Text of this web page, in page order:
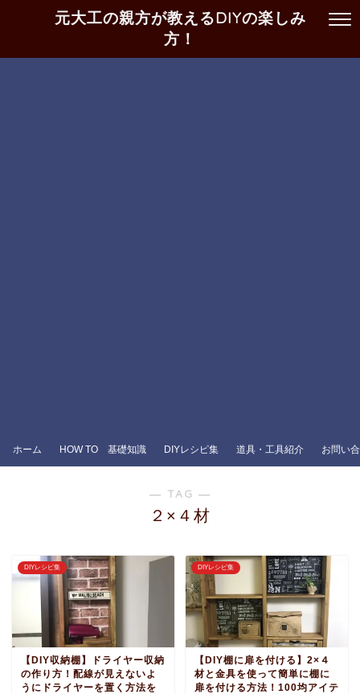
元大工の親方が教えるDIYの楽しみ
方！
ホーム HOW TO 基礎知識 DIYレシピ集 道具・工具紹介 お問い
― TAG ―
２×４材
DIYレシピ集
【DIY収納棚】ドライヤー収納
の作り方！配線が見えないよ
うにドライヤーを置く方法を
DIYレシピ集
【DIY棚に扉を付ける】2×４
材と金具を使って簡単に棚に
扉を付ける方法！100均アイテ